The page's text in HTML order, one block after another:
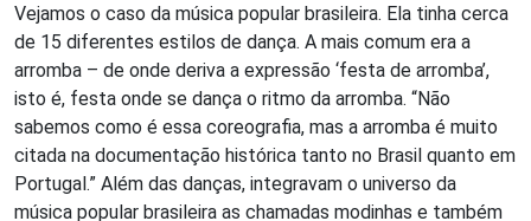
Vejamos o caso da música popular brasileira. Ela tinha cerca
de 15 diferentes estilos de dança. A mais comum era a
arromba – de onde deriva a expressão ‘festa de arromba’,
isto é, festa onde se dança o ritmo da arromba. “Não
sabemos como é essa coreografia, mas a arromba é muito
citada na documentação histórica tanto no Brasil quanto em
Portugal.” Além das danças, integravam o universo da
música popular brasileira as chamadas modinhas e também